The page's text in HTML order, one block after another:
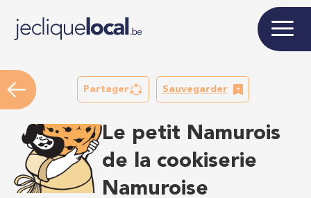
Partager Sauvegarder
Le petit Namurois
de la cookiserie
Namuroise